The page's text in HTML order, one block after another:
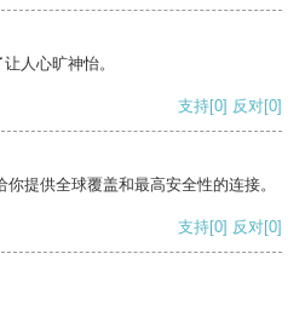
人心旷神怡。
支持[0] 反对[0]
提供全球覆盖和最高安全性的连接。
支持[0] 反对[0]